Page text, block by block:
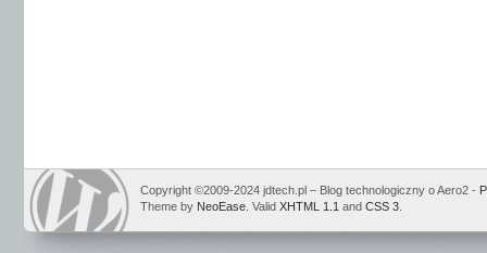
Copyright ©2009-2024 jdtech.pl – Blog technologiczny o Aero2 -
Theme by NeoEase . Valid XHTML 1.1 and CSS 3